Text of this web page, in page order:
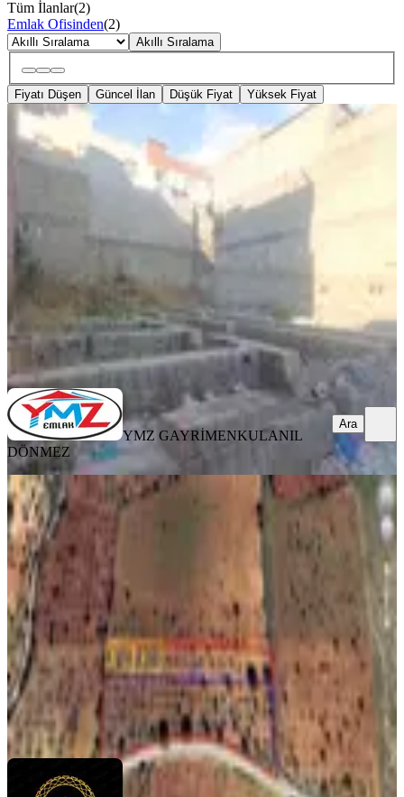
Tüm İlanlar(2)
Emlak Ofisinden(2)
Akıllı Sıralama
Fiyatı Düşen Güncel İlan Düşük Fiyat Yüksek Fiyat
TAKASLI
Ymz Den Tek Yetkili B3 331m2 Tek
Tapu Güneş Semt Pazarı Yanında
Gaziantep, Şahinbey
15.106/m²· 15.07.2026
5.000.000 ₺5.250.000 ₺
YMZ GAYRİMENKULANIL DÖNMEZ
YMZ GAYRİMENKULANIL
DÖNMEZ
Ara
TAKASLI
Gülpınar Mah'de 322 M2 2 Adet
Satılık Arazi
Gaziantep, Şahinbey
322 m²
600.000 ₺
AŞİNA GAYRİMENKUL Emirhan Gerez
Ara